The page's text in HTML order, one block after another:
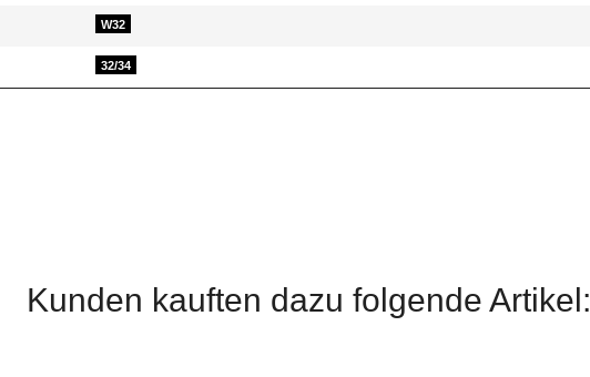
W32
32/34
Kunden kauften dazu folgende Artikel: